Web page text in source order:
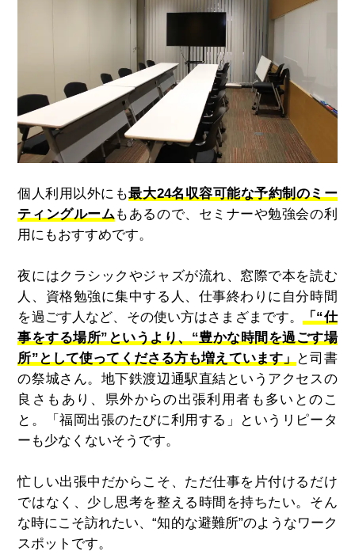
個人利用以外にも最大24名収容可能な予約制のミー
ティングルーム もあるので、セミナーや勉強会の利
用にもおすすめです。
夜にはクラシックやジャズが流れ、窓際で本を読む
人、資格勉強に集中する人、仕事終わりに自分時間
を過ごす人など、その使い方はさまざまです。
「“仕
事をする場所”というより、“豊かな時間を過ごす場
所”として使ってくださる方も増えています」
と司書
の祭城さん。地下鉄渡辺通駅直結というアクセスの
良さもあり、県外からの出張利用者も多いとのこ
と。「福岡出張のたびに利用する」というリピータ
ーも少なくないそうです。
忙しい出張中だからこそ、ただ仕事を片付けるだけ
ではなく、少し思考を整える時間を持ちたい。 そん
な時にこそ訪れたい、“知的な避難所”のようなワーク
スポットです。